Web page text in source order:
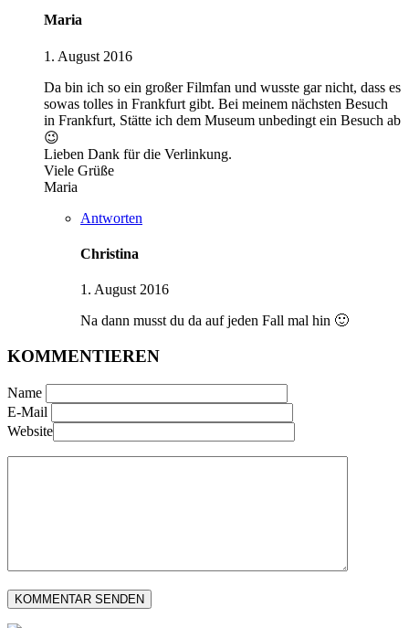
Maria
1. August 2016
Da bin ich so ein großer Filmfan und wusste gar nicht, dass es
sowas tolles in Frankfurt gibt. Bei meinem nächsten Besuch
in Frankfurt, Stätte ich dem Museum unbedingt ein Besuch ab
😉
Lieben Dank für die Verlinkung.
Viele Grüße
Maria
Antworten
Christina
1. August 2016
Na dann musst du da auf jeden Fall mal hin 🙂
KOMMENTIEREN
Name
E-Mail
Website